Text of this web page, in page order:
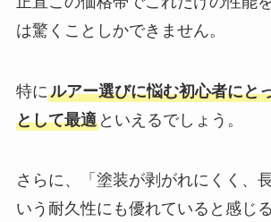
は驚くことしかできません。
特にルアー選びに悩む初心者にと
として最適といえるでしょう。
さらに、「塗装が剥がれにくく、
いう耐久性にも優れていると感じ